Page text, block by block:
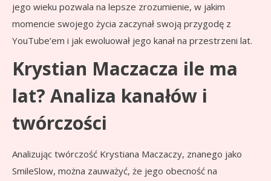
jego wieku pozwala na lepsze zrozumienie, w jakim
momencie swojego życia zaczynał swoją przygodę z
YouTube’em i jak ewoluował jego kanał na przestrzeni lat.
Krystian Maczacza ile ma
lat? Analiza kanałów i
twórczości
Analizując twórczość Krystiana Maczaczy, znanego jako
SmileSlow, można zauważyć, że jego obecność na